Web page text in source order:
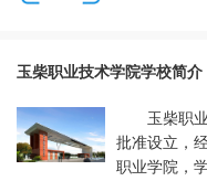
玉柴职业技术学院学校简介
玉柴职业
批准设立，
职业学院，